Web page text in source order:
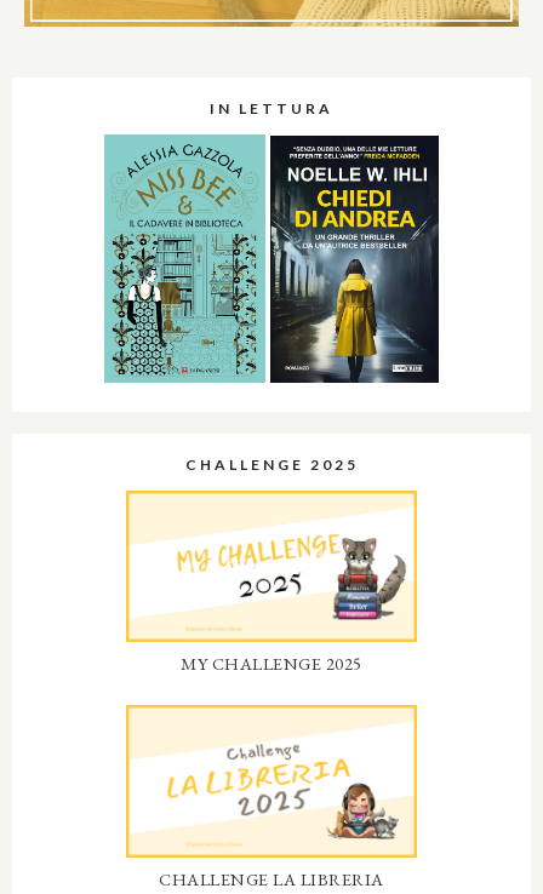
IN LETTURA
CHALLENGE 2025
MY CHALLENGE 2025
CHALLENGE LA LIBRERIA